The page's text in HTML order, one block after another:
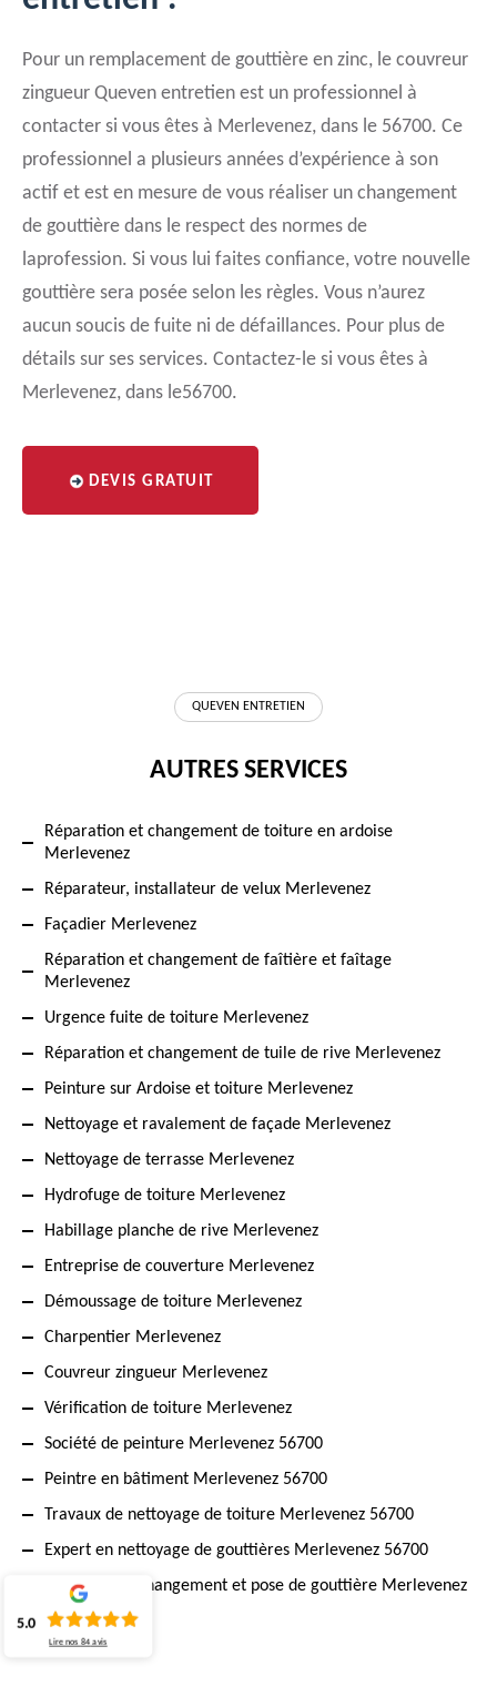
Pour un remplacement de gouttière en zinc, le couvreur
zingueur Queven entretien est un professionnel à
contacter si vous êtes à Merlevenez, dans le 56700. Ce
professionnel a plusieurs années d’expérience à son
actif et est en mesure de vous réaliser un changement
de gouttière dans le respect des normes de
laprofession. Si vous lui faites confiance, votre nouvelle
gouttière sera posée selon les règles. Vous n’aurez
aucun soucis de fuite ni de défaillances. Pour plus de
détails sur ses services. Contactez-le si vous êtes à
Merlevenez, dans le56700.
DEVIS GRATUIT
QUEVEN ENTRETIEN
AUTRES SERVICES
Réparation et changement de toiture en ardoise
Merlevenez
Réparateur, installateur de velux Merlevenez
Façadier Merlevenez
Réparation et changement de faîtière et faîtage
Merlevenez
Urgence fuite de toiture Merlevenez
Réparation et changement de tuile de rive Merlevenez
Peinture sur Ardoise et toiture Merlevenez
Nettoyage et ravalement de façade Merlevenez
Nettoyage de terrasse Merlevenez
Hydrofuge de toiture Merlevenez
Habillage planche de rive Merlevenez
Entreprise de couverture Merlevenez
Démoussage de toiture Merlevenez
Charpentier Merlevenez
Couvreur zingueur Merlevenez
Vérification de toiture Merlevenez
Société de peinture Merlevenez 56700
Peintre en bâtiment Merlevenez 56700
Travaux de nettoyage de toiture Merlevenez 56700
Expert en nettoyage de gouttières Merlevenez 56700
Artisan pour changement et pose de gouttière Merlevenez
56700
5.0
Lire nos84 avis